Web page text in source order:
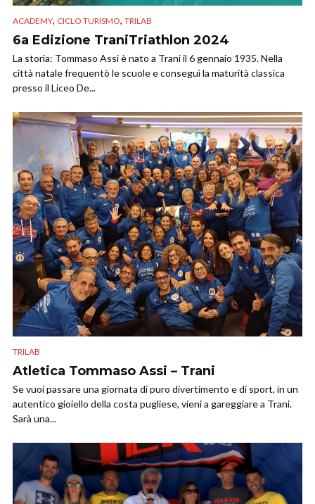
ACADEMY, CICLO TURISMO, TRILAB
6a Edizione TraniTriathlon 2024
La storia: Tommaso Assi è nato a Trani il 6 gennaio 1935. Nella
città natale frequentò le scuole e conseguì la maturità classica
presso il Liceo De...
TRILAB
Atletica Tommaso Assi – Trani
Se vuoi passare una giornata di puro divertimento e di sport, in un
autentico gioiello della costa pugliese, vieni a gareggiare a Trani.
Sarà una...